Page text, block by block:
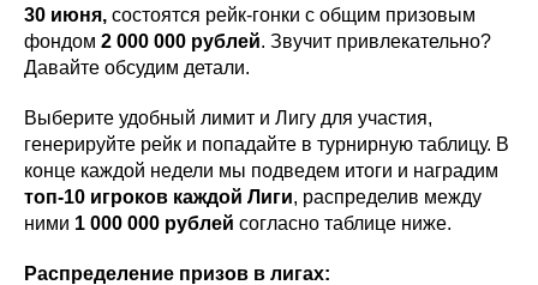
30 июня, состоятся рейк-гонки с общим призовым
фондом 2 000 000 рублей. Звучит привлекательно?
Давайте обсудим детали.
Выберите удобный лимит и Лигу для участия,
генерируйте рейк и попадайте в турнирную таблицу. В
конце каждой недели мы подведем итоги и наградим
топ-10 игроков каждой Лиги, распределив между
ними 1 000 000 рублей согласно таблице ниже.
Распределение призов в лигах: